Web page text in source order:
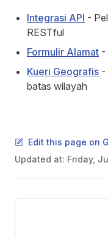
Integrasi API -
RESTful
Formulir Alamat -
Kueri Geografis -
batas wilayah
Edit this page on
Updated at: Friday,
Pager